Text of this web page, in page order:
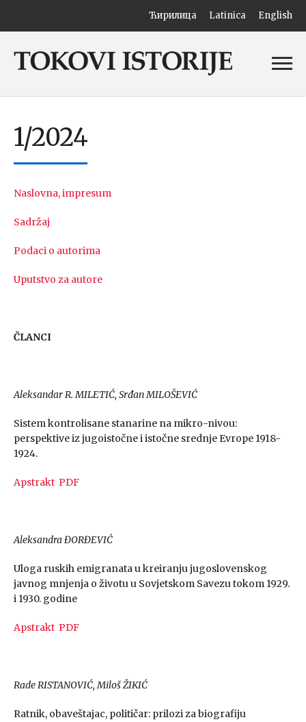
Ћирилица Latinica English
1/2024
Naslovna, impresum
Sadržaj
Podaci o autorima
Uputstvo za autore
ČLANCI
Aleksandar R. MILETIĆ, Srđan MILOŠEVIĆ
Sistem kontrolisane stanarine na mikro-nivou:
perspektive iz jugoistočne i istočne srednje Evrope 1918-
1924.
Apstrakt PDF
Aleksandra ĐORĐEVIĆ
Uloga ruskih emigranata u kreiranju jugoslovenskog
javnog mnjenja o životu u Sovjetskom Savezu tokom 1929.
i 1930. godine
Apstrakt PDF
Rade RISTANOVIĆ, Miloš ŽIKIĆ
Ratnik, obaveštajac, političar: prilozi za biografiju